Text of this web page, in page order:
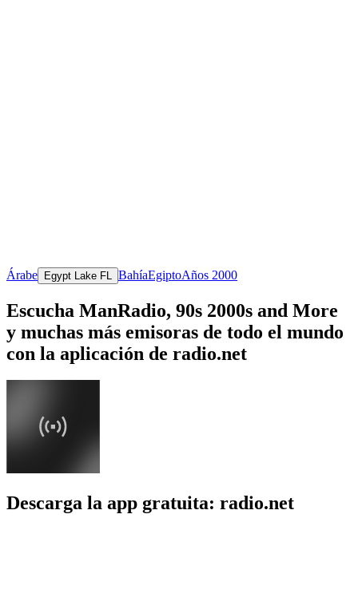
Árabe Egypt Lake FL BahíaEgiptoAños 2000
Escucha ManRadio, 90s 2000s and More
y muchas más emisoras de todo el mundo
con la aplicación de radio.net
Descarga la app gratuita: radio.net